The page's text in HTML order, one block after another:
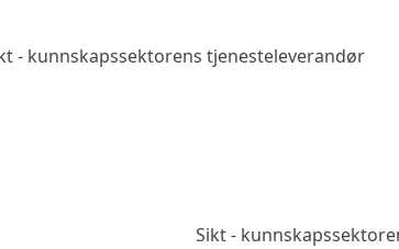
- kunnskapssektorens tjenesteleverandør
Sikt -